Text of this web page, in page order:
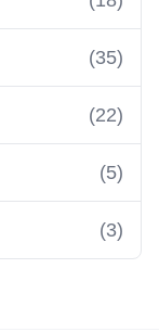
(35)
(22)
(5)
(3)